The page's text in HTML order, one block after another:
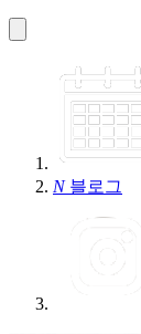
N 블로그